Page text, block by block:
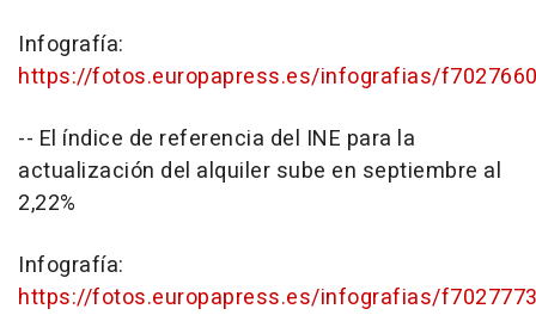
Infografía:
https://fotos.europapress.es/infografias/
-- El índice de referencia del INE para la
actualización del alquiler sube en septiembre al
2,22%
Infografía:
https://fotos.europapress.es/infografias/